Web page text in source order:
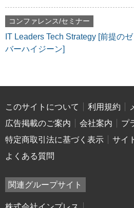
コンファレンス/セミナー
IT Leaders Tech Strategy [前提の
バーハイジーン]
このサイトについて 利用規約
広告掲載のご案内
会社案内
プ
特定商取引法に基づく表示
サイ
よくある質問
関連グループサイト